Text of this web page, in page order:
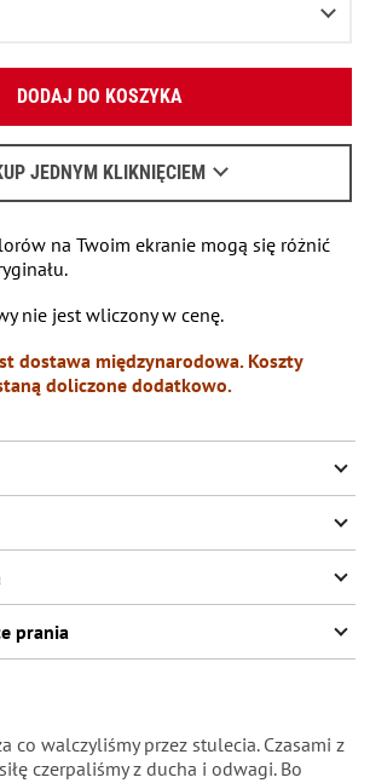
DODAJ DO KOSZYKA
JEDNYM KLIKNIĘCIEM
mail - przeczytajtu.
na Twoim ekranie mogą się różnić
nie jest wliczony w cenę.
dostawa międzynarodowa. Koszty
doliczone dodatkowo.
prania
co walczyliśmy przez stulecia. Czasami z
czerpaliśmy z ducha i odwagi. Bo